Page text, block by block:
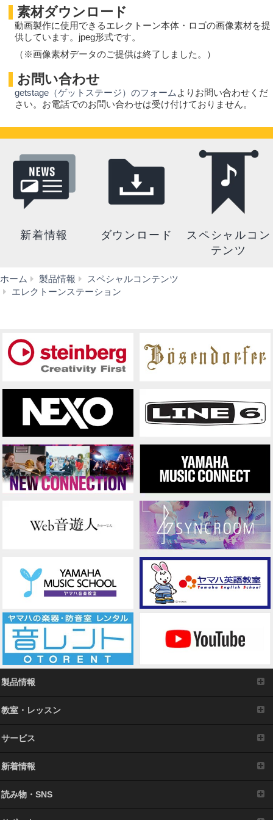
素材ダウンロード
動画製作に使用できるエレクトーン本体・ロゴの画像素材を提
供しています。jpeg形式です。
（※画像素材データのご提供は終了しました。）
お問い合わせ
getstage（ゲットステージ）のフォーム よりお問い合わせくだ
さい。お電話でのお問い合わせは受け付けておりません。
新着情報 ダウンロード
スペシャルコン
テンツ
ホーム 製品情報
スペシャルコンテンツ
エレクトーンステーション
ン
動
ト
2016
製品情報
教室・レッスン
サービス
新着情報
読み物・SNS